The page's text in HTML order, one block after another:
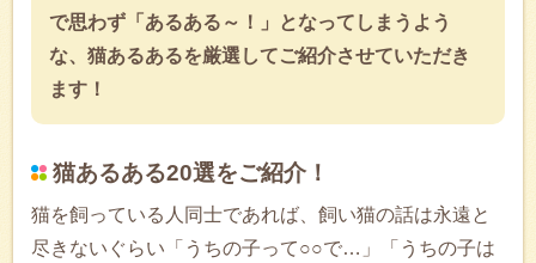
で思わず「あるある～！」となってしまうよう
な、猫あるあるを厳選してご紹介させていただき
ます！
猫あるある20選をご紹介！
猫を飼っている人同士であれば、飼い猫の話は永遠と
尽きないぐらい「うちの子って○○で…」「うちの子は